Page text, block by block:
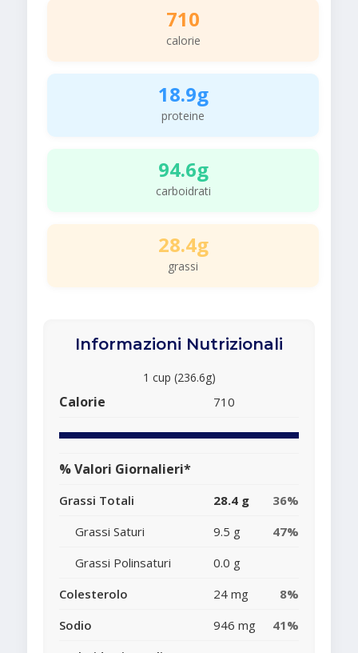
710
calorie
18.9g
proteine
94.6g
carboidrati
28.4g
grassi
Informazioni Nutrizionali
1 cup (236.6g)
Calorie 710
% Valori Giornalieri*
Grassi Totali 28.4 g
36%
Grassi Saturi
9.5 g
47%
Grassi Polinsaturi
0.0 g
Colesterolo
24 mg
8%
Sodio
946 mg
41%